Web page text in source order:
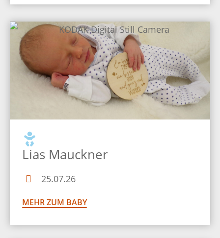
Lias Mauckner
25.07.26
MEHR ZUM BABY